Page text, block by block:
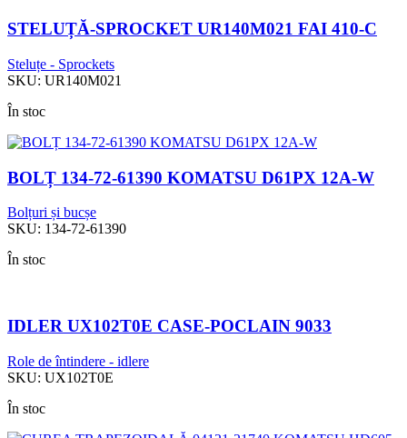
STELUȚĂ-SPROCKET UR140M021 FAI 410-C
Steluțe - Sprockets
SKU: UR140M021
În stoc
BOLȚ 134-72-61390 KOMATSU D61PX 12A-W
Bolțuri și bucșe
SKU: 134-72-61390
În stoc
IDLER UX102T0E CASE-POCLAIN 9033
Role de întindere - idlere
SKU: UX102T0E
În stoc